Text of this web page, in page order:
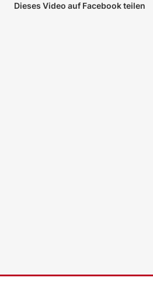
Dieses Video auf Facebook teilen